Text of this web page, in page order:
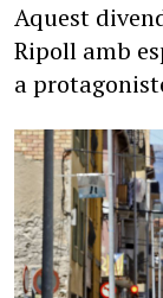
Aquest
Ripoll amb
a